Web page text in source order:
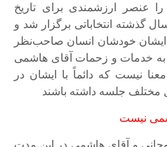
عنصر ارزشمندی برای تاریخ
گذشته انتخاباتی برگزار شد و
خودشان انسان صاحب‌نظر
به خدمات و زحمات آقای هاشمی
نیست که دائماً با ایشان در
مختلف جلسه داشته باشند
نیست